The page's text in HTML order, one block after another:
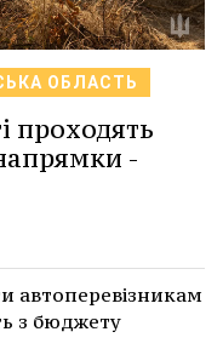
ОБЛАСТЬ
проходять
-
автоперевізникам
з бюджету